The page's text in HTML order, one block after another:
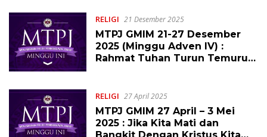
RELIGI 21 Desember 2025
MTPJ GMIM 21-27 Desember
2025 (Minggu Adven IV) :
Rahmat Tuhan Turun Temurun
RELIGI 27 April 2025
MTPJ GMIM 27 April – 3 Mei
2025 : Jika Kita Mati dan